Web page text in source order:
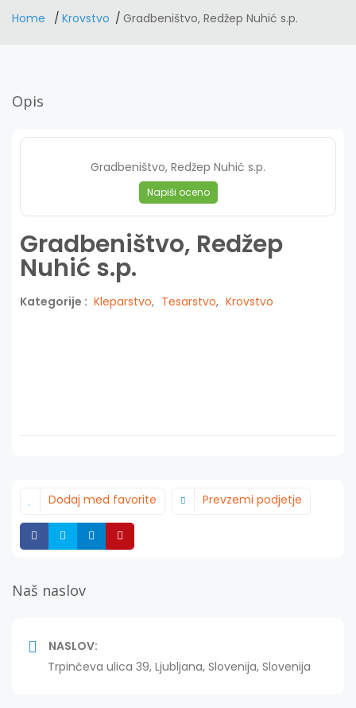
Home Krovstvo Gradbeništvo, Redžep Nuhić s.p.
Opis
Gradbeništvo, Redžep Nuhić s.p.
Napiši oceno
Gradbeništvo, Redžep
Nuhić s.p.
Kategorije : Kleparstvo, Tesarstvo, Krovstvo
Dodaj med favorite Prevzemi podjetje
Deli Deli Deli
Naš naslov
NASLOV:
Trpinčeva ulica 39, Ljubljana, Slovenija, Slovenija